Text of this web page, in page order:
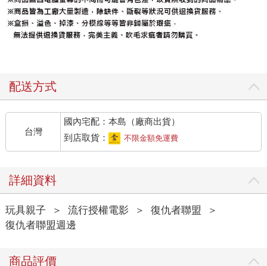
配送方式
台灣
國內宅配：本島（廠商出貨）
到店取貨：
不限金額免運費
詳細資料
玩具親子 ＞ 流行授權電影 ＞ 復仇者聯盟
＞
復仇者聯盟週邊
商品評價